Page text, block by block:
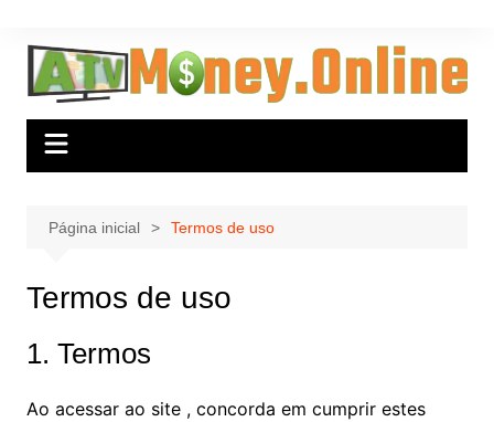
para
conteúdo
Página inicial Termos de uso
Termos de uso
1. Termos
Ao acessar ao site , concorda em cumprir estes